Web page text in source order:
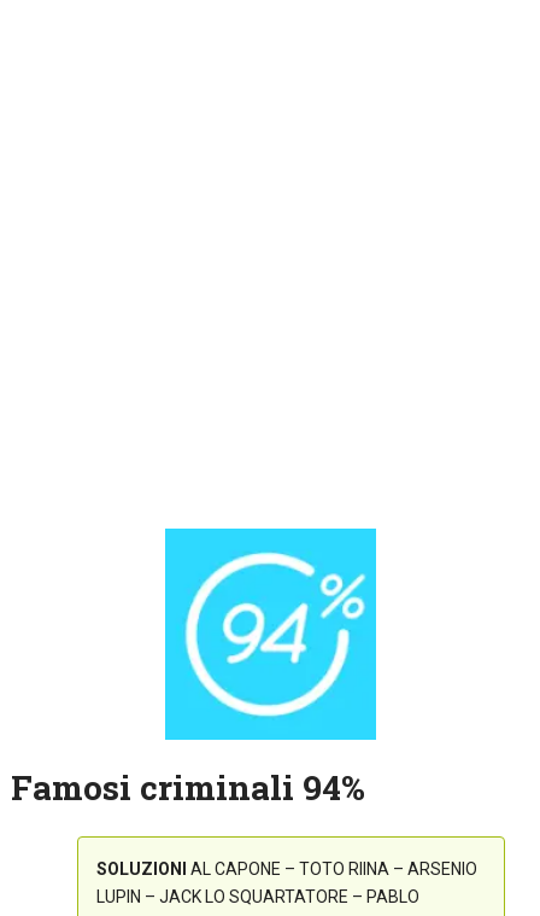
Famosi criminali 94%
SOLUZIONI
AL CAPONE – TOTO RIINA – ARSENIO
LUPIN – JACK LO SQUARTATORE – PABLO